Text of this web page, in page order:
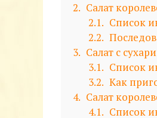
2
Салат
2.1
Список
2.2
3
Салат с
3.1
Список
3.2
Как
4
Салат
4.1
Список